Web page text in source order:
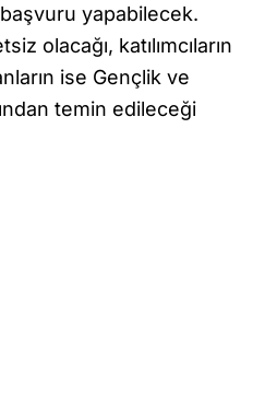
yapabilecek.
olacağı, katılımcıların
ise Gençlik ve
temin edileceği